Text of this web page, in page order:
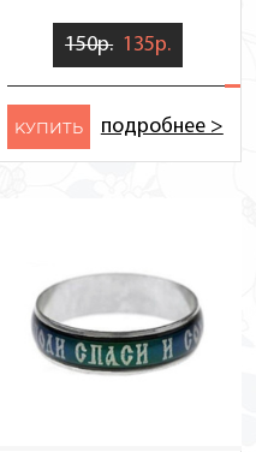
150р. 135р.
KУПИТЬ подробнее >